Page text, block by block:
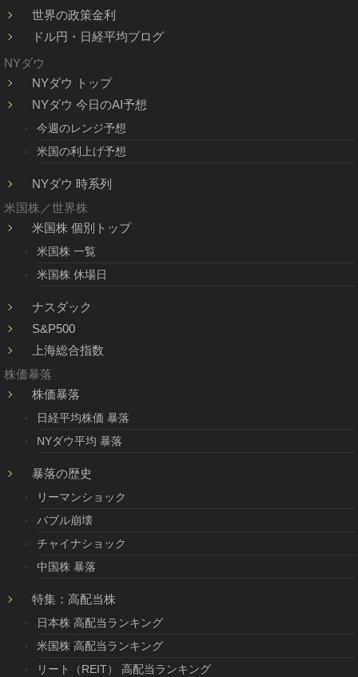
世界の政策金利
ドル円・日経平均ブログ
NYダウ
NYダウ トップ
NYダウ 今日のAI予想
今週のレンジ予想
米国の利上げ予想
NYダウ 時系列
米国株／世界株
米国株 個別トップ
米国株 一覧
米国株 休場日
ナスダック
S&P500
上海総合指数
株価暴落
株価暴落
日経平均株価 暴落
NYダウ平均 暴落
暴落の歴史
リーマンショック
バブル崩壊
チャイナショック
中国株 暴落
特集：高配当株
日本株 高配当ランキング
米国株 高配当ランキング
リート（REIT） 高配当ランキング